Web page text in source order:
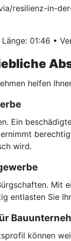
resilienz-in-
01:46 •
helfen
Ein
wird.
Mit
entlasten Sie
können